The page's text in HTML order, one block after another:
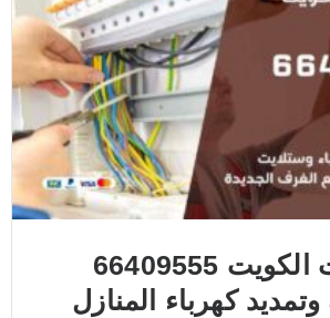
فني تمديدات الكويت 66409555
كهرباء المنازل